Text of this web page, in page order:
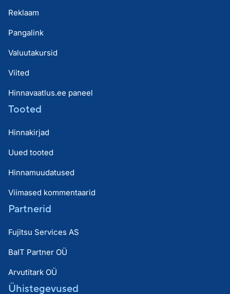
Reklaam
Pangalink
Valuutakursid
Viited
Hinnavaatlus.ee paneel
Tooted
Hinnakirjad
Uued tooted
Hinnamuudatused
Viimased kommentaarid
Partnerid
Fujitsu Services AS
BaIT Partner OÜ
Arvutitark OÜ
Ühistegevused